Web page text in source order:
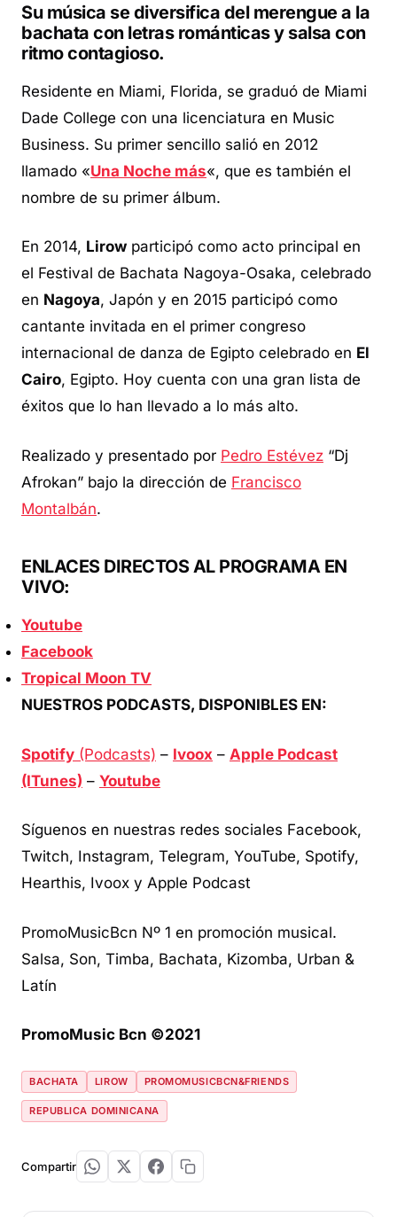
Su música se diversifica del merengue a la
bachata con letras románticas y salsa con
ritmo contagioso.
Residente en Miami, Florida, se graduó de Miami
Dade College con una licenciatura en Music
Business. Su primer sencillo salió en 2012
llamado «Una Noche más«, que es también el
nombre de su primer álbum.
En 2014, Lirow participó como acto principal en
el Festival de Bachata Nagoya-Osaka, celebrado
en Nagoya, Japón y en 2015 participó como
cantante invitada en el primer congreso
internacional de danza de Egipto celebrado en El
Cairo, Egipto. Hoy cuenta con una gran lista de
éxitos que lo han llevado a lo más alto.
Realizado y presentado por Pedro Estévez “Dj
Afrokan” bajo la dirección de Francisco
Montalbán.
ENLACES DIRECTOS AL PROGRAMA EN
VIVO:
Youtube
Facebook
Tropical Moon TV
NUESTROS PODCASTS, DISPONIBLES EN:
Spotify (Podcasts) – Ivoox – Apple Podcast
(ITunes) – Youtube
Síguenos en nuestras redes sociales Facebook,
Twitch, Instagram, Telegram, YouTube, Spotify,
Hearthis, Ivoox y Apple Podcast
PromoMusicBcn Nº 1 en promoción musical.
Salsa, Son, Timba, Bachata, Kizomba, Urban &
Latín
PromoMusic Bcn ©2021
BACHATA LIROW PROMOMUSICBCN&FRIENDS
REPUBLICA DOMINICANA
Compartir